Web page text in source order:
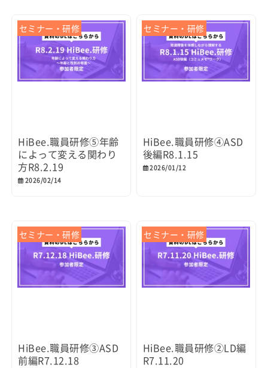
セミナー・研修
HiBee.職員研修⑤年齢
によって変える関わり
方R8.2.19
2026/02/14
セミナー・研修
HiBee.職員研修④ASD
後編R8.1.15
2026/01/12
セミナー・研修
HiBee.職員研修③ASD
前編R7.12.18
セミナー・研修
HiBee.職員研修②LD編
R7.11.20